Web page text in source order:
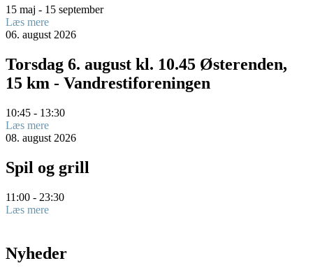
15 maj - 15 september
Læs mere
06. august 2026
Torsdag 6. august kl. 10.45 Østerenden,
15 km - Vandrestiforeningen
10:45 - 13:30
Læs mere
08. august 2026
Spil og grill
11:00 - 23:30
Læs mere
Nyheder